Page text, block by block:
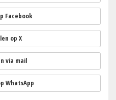
Facebook
op X
via mail
WhatsApp